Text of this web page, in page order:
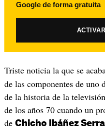
Google de forma gratuita
Triste noticia la que se
de las componentes de uno
de la historia de la
de los años 70 cuando un
de Chicho Ibáñez